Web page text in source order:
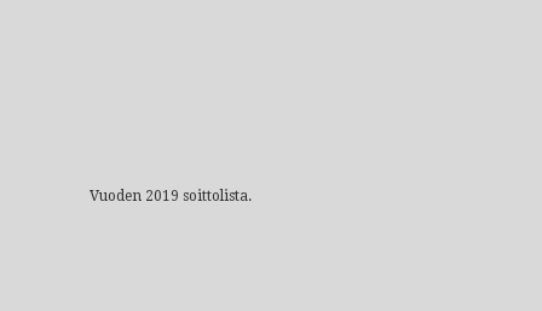
Vuoden 2019 soittolista.